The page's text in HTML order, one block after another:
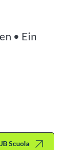
• Ein
Scuola